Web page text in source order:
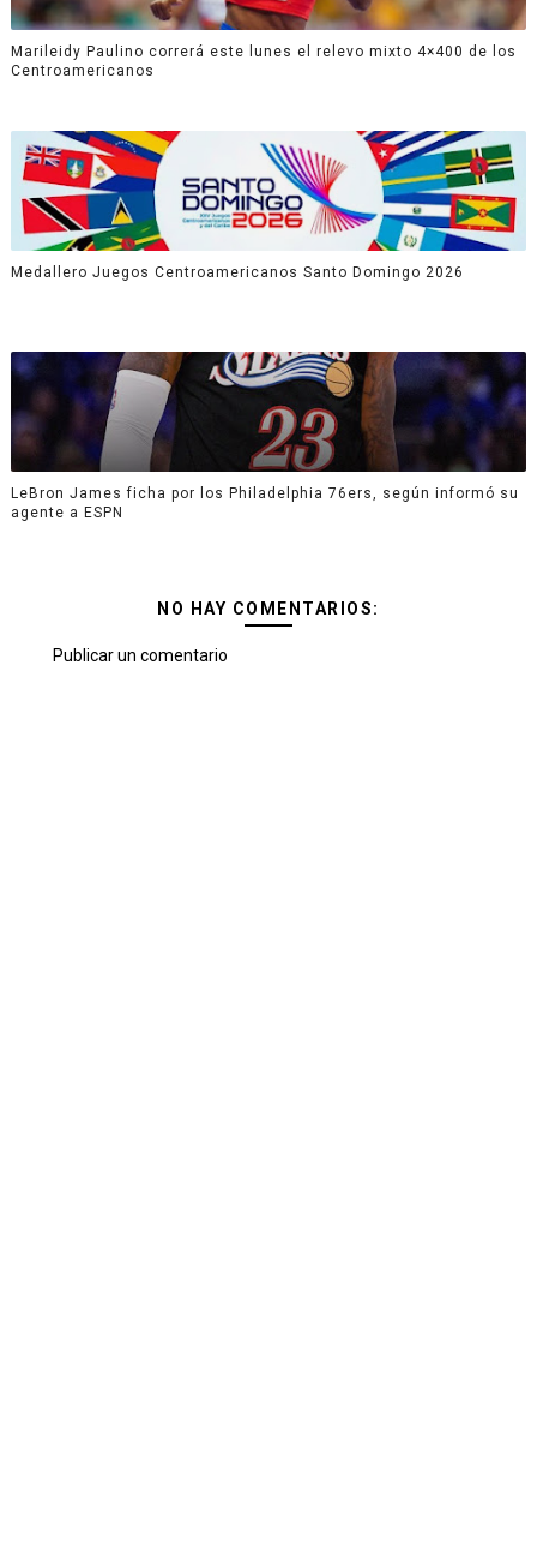
Marileidy Paulino correrá este lunes el relevo mixto 4×400 de los
Centroamericanos
Medallero Juegos Centroamericanos Santo Domingo 2026
LeBron James ficha por los Philadelphia 76ers, según informó su
agente a ESPN
NO HAY COMENTARIOS:
Publicar un comentario